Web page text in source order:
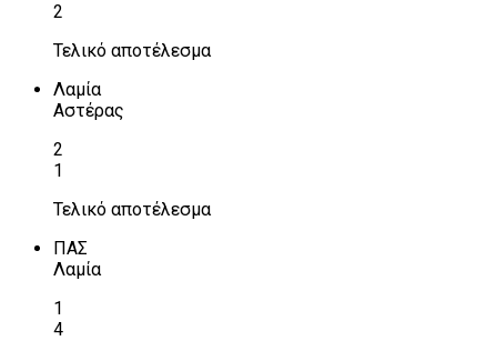
2
Τελικό αποτέλεσμα
Λαμία
Αστέρας
2
1
Τελικό αποτέλεσμα
ΠΑΣ
Λαμία
1
4